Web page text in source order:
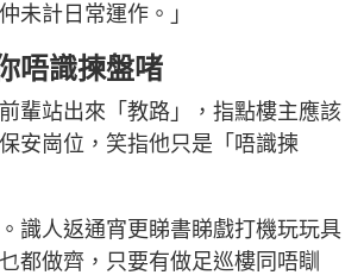
未計日常運作。」
唔識揀盤啫
輩站出來「教路」，指點樓主應該
安崗位，笑指他只是「唔識揀
識人返通宵更睇書睇戲打機玩玩具
都做齊，只要有做足巡樓同唔瞓